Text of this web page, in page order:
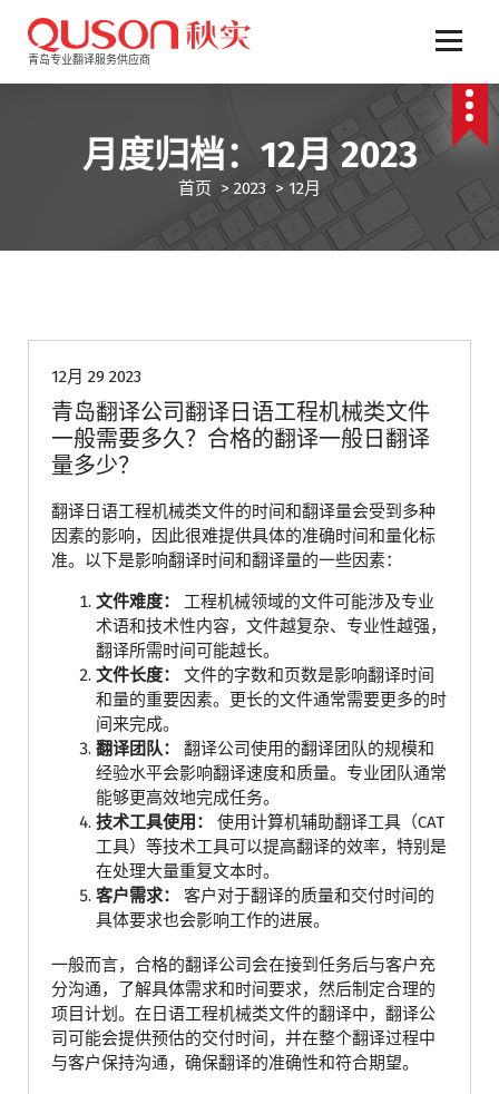
文
青岛专业翻译服务供应商
月度归档：12月 2023
首页 > 2023> 12月
12月 29 2023
青岛翻译公司翻译日语工程机械类文件
一般需要多久？合格的翻译一般日翻译
量多少？
翻译日语工程机械类文件的时间和翻译量会受到多种
因素的影响，因此很难提供具体的准确时间和量化标
准。以下是影响翻译时间和翻译量的一些因素：
文件难度：
工程机械领域的文件可能涉及专业
术语和技术性内容，文件越复杂、专业性越强，
翻译所需时间可能越长。
文件长度：
文件的字数和页数是影响翻译时间
和量的重要因素。更长的文件通常需要更多的时
间来完成。
翻译团队：
翻译公司使用的翻译团队的规模和
经验水平会影响翻译速度和质量。专业团队通常
能够更高效地完成任务。
技术工具使用：
使用计算机辅助翻译工具（CAT
工具）等技术工具可以提高翻译的效率，特别是
在处理大量重复文本时。
客户需求：
客户对于翻译的质量和交付时间的
具体要求也会影响工作的进展。
一般而言，合格的翻译公司会在接到任务后与客户充
分沟通，了解具体需求和时间要求，然后制定合理的
项目计划。在日语工程机械类文件的翻译中，翻译公
司可能会提供预估的交付时间，并在整个翻译过程中
与客户保持沟通，确保翻译的准确性和符合期望。